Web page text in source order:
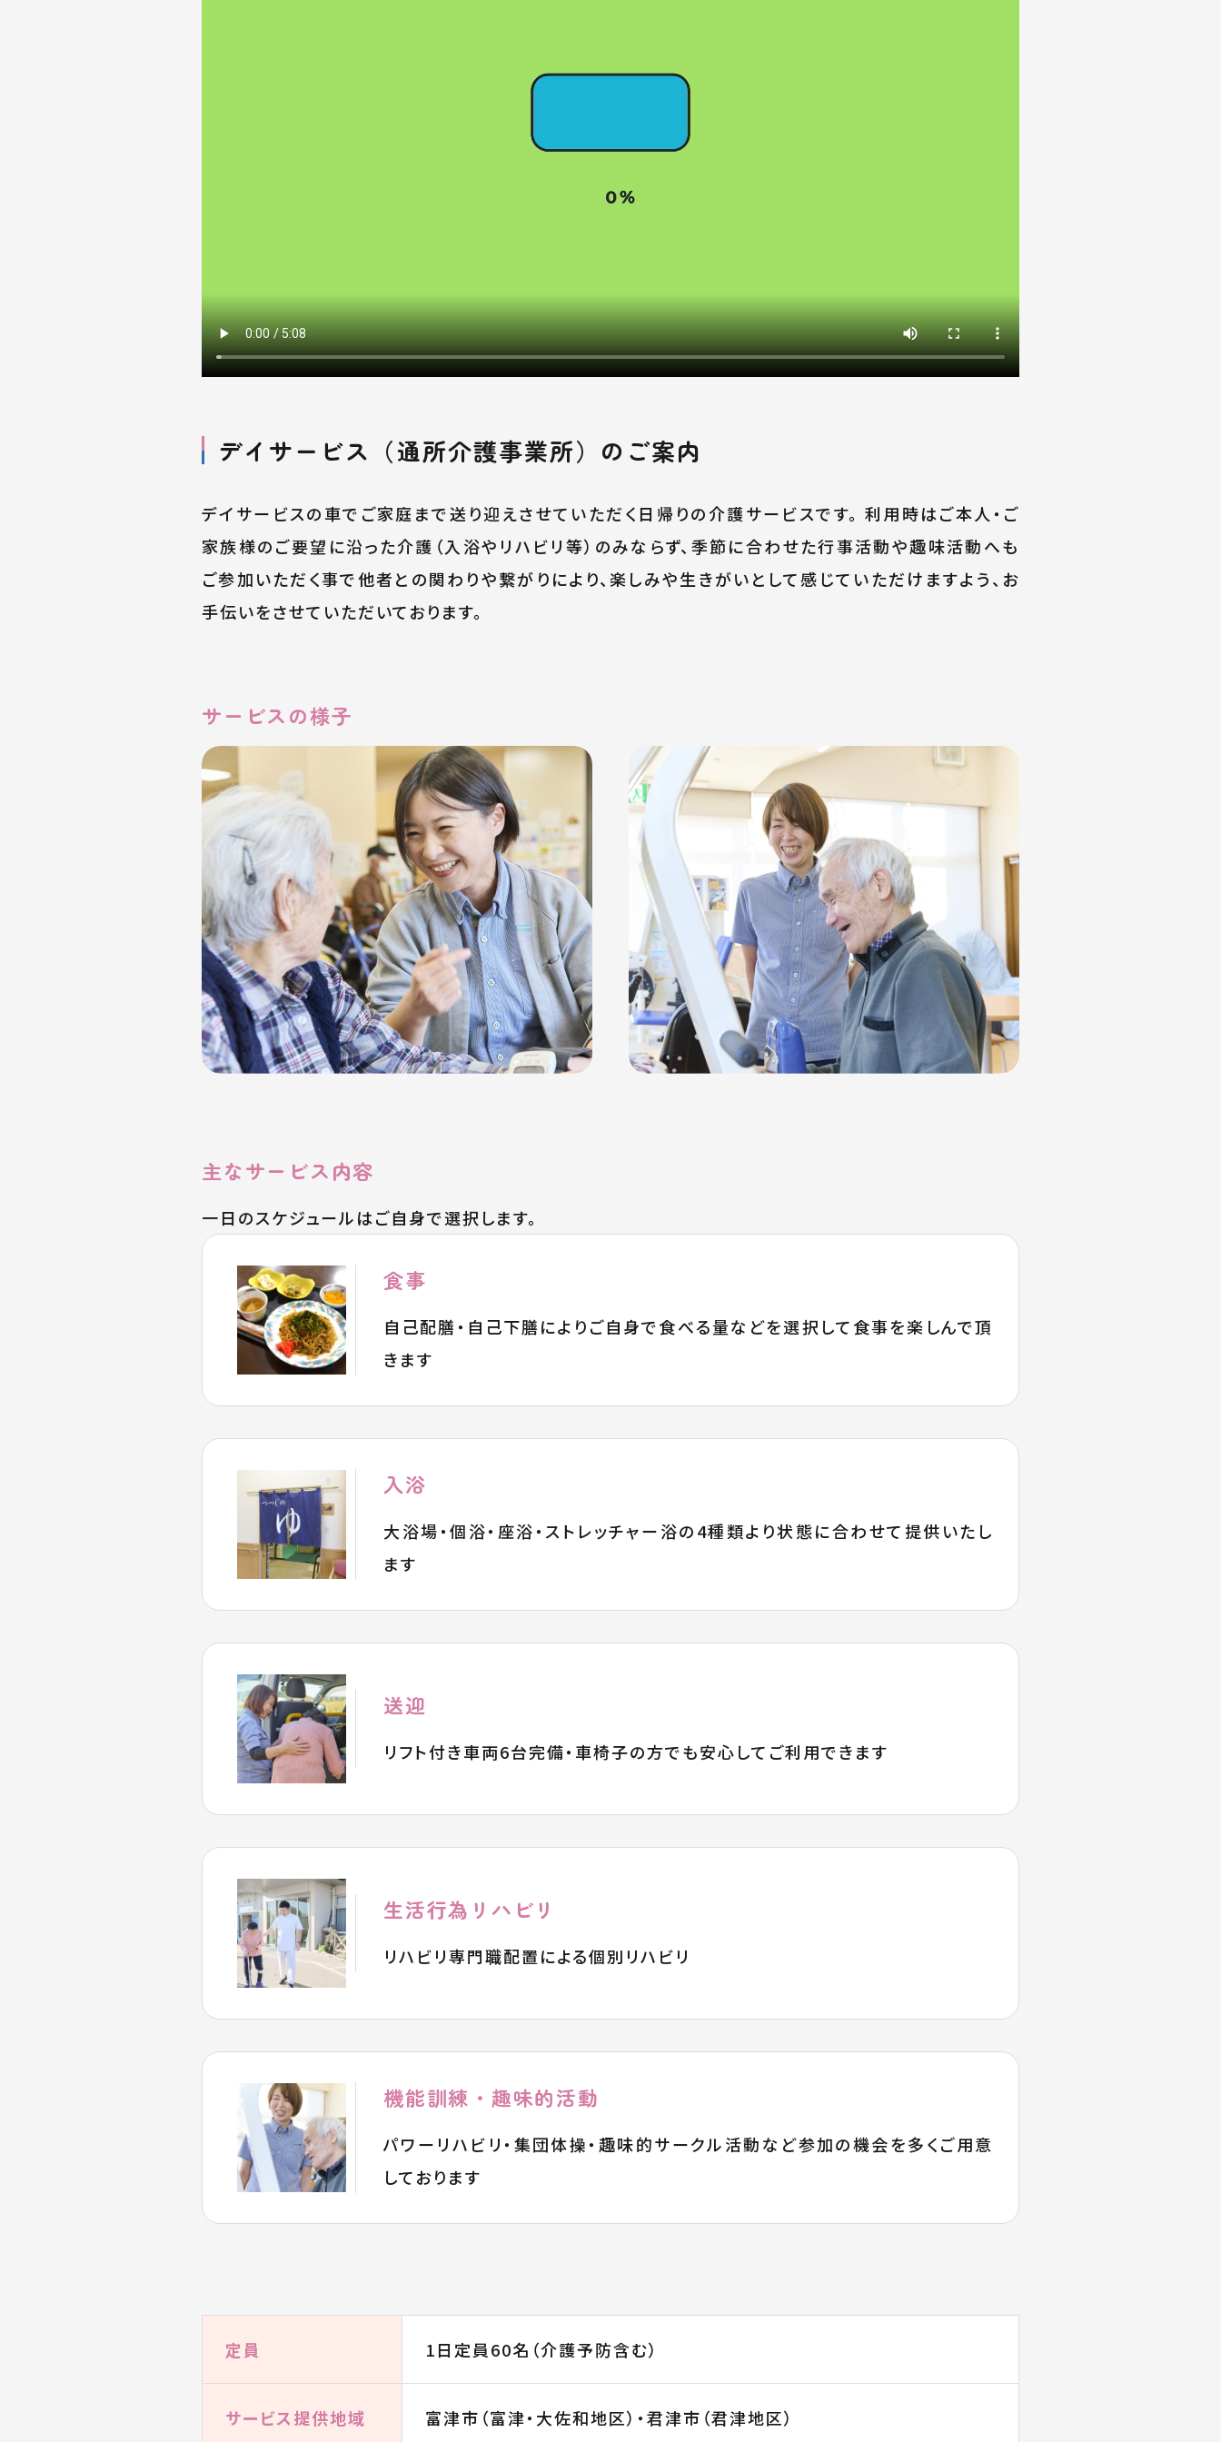
デイサービス（通所介護事業所）のご案内
デイサービスの車でご家庭まで送り迎えさせていただく日帰りの介護サービスです。 利用時はご本人・ご
家族様のご要望に沿った介護（入浴やリハビリ等）のみならず、季節に合わせた行事活動や趣味活動へも
ご参加いただく事で他者との関わりや繋がりにより、楽しみや生きがいとして感じていただけますよう、お
手伝いをさせていただいております。
サービスの様子
主なサービス内容
一日のスケジュールはご自身で選択します。
食事
自己配膳・自己下膳によりご自身で食べる量などを選択して食事を楽しんで頂
きます
入浴
大浴場・個浴・座浴・ストレッチャー浴の4種類より状態に合わせて提供いたし
ます
送迎
リフト付き車両6台完備・車椅子の方でも安心してご利用できます
生活行為リハビリ
リハビリ専門職配置による個別リハビリ
機能訓練・趣味的活動
パワーリハビリ・集団体操・趣味的サークル活動など参加の機会を多くご用意
しております
定員 1日定員60名（介護予防含む）
サービス提供地域 富津市（富津・大佐和地区）・君津市（君津地区）